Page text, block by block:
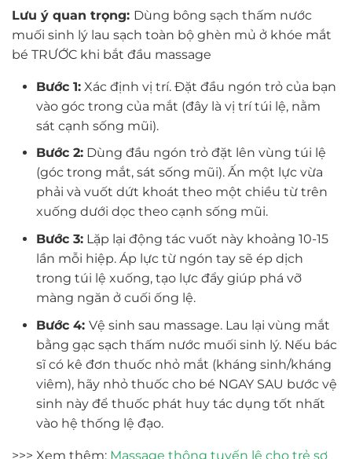
Lưu ý quan trọng: Dùng bông sạch thấm nước
muối sinh lý lau sạch toàn bộ ghèn mủ ở khóe mắt
bé TRƯỚC khi bắt đầu massage
Bước 1:Xác định vị trí. Đặt đầu ngón trỏ của bạn
vào góc trong của mắt (đây là vị trí túi lệ, nằm
sát cạnh sống mũi).
Bước 2:Dùng đầu ngón trỏ đặt lên vùng túi lệ
(góc trong mắt, sát sống mũi). Ấn một lực vừa
phải và vuốt dứt khoát theo một chiều từ trên
xuống dưới dọc theo cạnh sống mũi.
Bước 3:Lặp lại động tác vuốt này khoảng 10-15
lần mỗi hiệp. Áp lực từ ngón tay sẽ ép dịch
trong túi lệ xuống, tạo lực đẩy giúp phá vỡ
màng ngăn ở cuối ống lệ.
Bước 4: Vệ sinh sau massage. Lau lại vùng mắt
bằng gạc sạch thấm nước muối sinh lý. Nếu bác
sĩ có kê đơn thuốc nhỏ mắt (kháng sinh/kháng
viêm), hãy nhỏ thuốc cho bé NGAY SAU bước vệ
sinh này để thuốc phát huy tác dụng tốt nhất
vào hệ thống lệ đạo.
>>> Xem thêm: Massage thông tuyến lệ cho trẻ sơ